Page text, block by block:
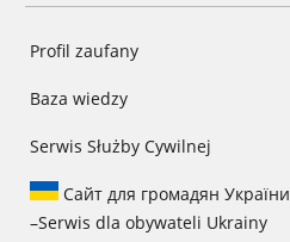
Profil zaufany
Baza wiedzy
Serwis Służby Cywilnej
Сайт для громадян України
–Serwis dla obywateli Ukrainy